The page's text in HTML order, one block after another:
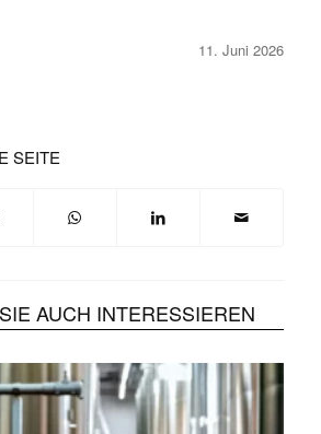
11. Juni 2026
SEITE
AUCH INTERESSIEREN